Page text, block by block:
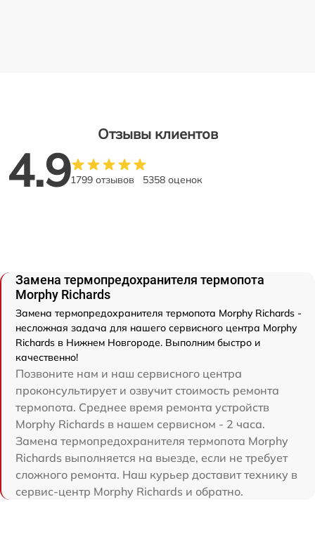
Отзывы клиентов
4.91799 отзывов 5358 оценок
Замена термопредохранителя термопота
Morphy Richards
Замена термопредохранителя термопота Morphy Richards -
несложная задача для нашего сервисного центра Morphy
Richards в Нижнем Новгороде. Выполним быстро и
качественно!
Позвоните нам и наш сервисного центра
проконсультирует и озвучит стоимость ремонта
термопота. Среднее время ремонта устройств
Morphy Richards в нашем сервисном - 2 часа.
Замена термопредохранителя термопота Morphy
Richards выполняется на выезде, если не требует
сложного ремонта. Наш курьер доставит технику в
сервис-центр Morphy Richards и обратно.